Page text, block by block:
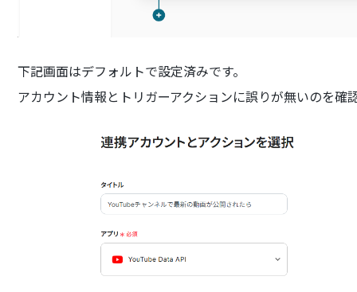
下記画面はデフォルトで設定済みです。
アカウント情報とトリガーアクションに誤りが無いのを確